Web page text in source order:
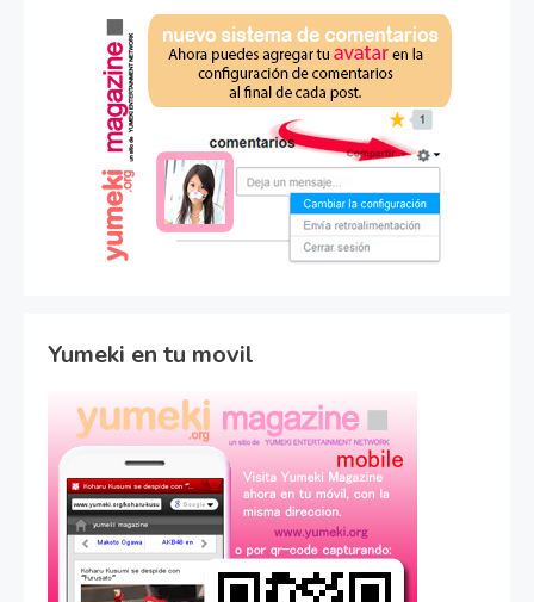
Yumeki en tu movil